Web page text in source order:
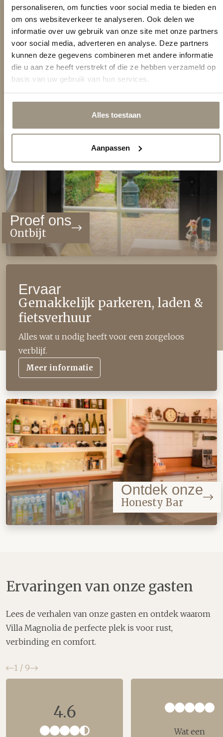
personaliseren, om functies voor social media te bieden en
om ons websiteverkeer te analyseren. Ook delen we
informatie over uw gebruik van onze site met onze partners
voor social media, adverteren en analyse. Deze partners
kunnen deze gegevens combineren met andere informatie
die u aan ze heeft verstrekt of die ze hebben verzameld op
basis van uw gebruik van hun services.
Alles toestaan
Aanpassen
Beleef
De seizoenen
Ervaar de seizoenen van Zeeland in hun
natuurlijke charme.
Ontbijt
Proef ons
Ontbijt
Ervaar
Gemakkelijk parkeren, laden &
fietsverhuur
Alles wat u nodig heeft voor een zorgeloos
verblijf.
Meer informatie
Honesty Bar
Ontdek onze
Honesty Bar
Ervaringen van onze gasten
Lees de verhalen van onze gasten en ontdek waarom
Villa Magnolia de perfecte plek is voor rust,
verbinding en comfort.
Vorige
1 / 9 Volgende
4.6
Wat een